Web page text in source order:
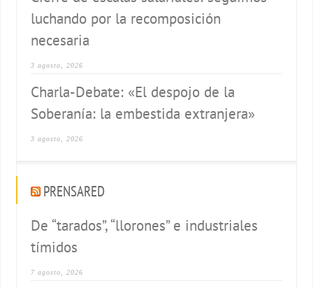
luchando por la recomposición
necesaria
3 agosto, 2026
Charla-Debate: «El despojo de la
Soberanía: la embestida extranjera»
3 agosto, 2026
PRENSARED
De “tarados”, “llorones” e industriales
tímidos
7 agosto, 2026